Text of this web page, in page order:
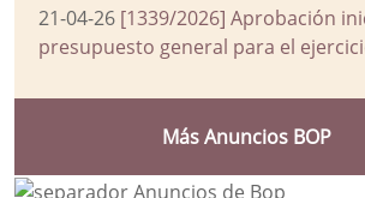
21-04-26 [1339/2026] Aprobación
presupuesto general para el
Más Anuncios BOP